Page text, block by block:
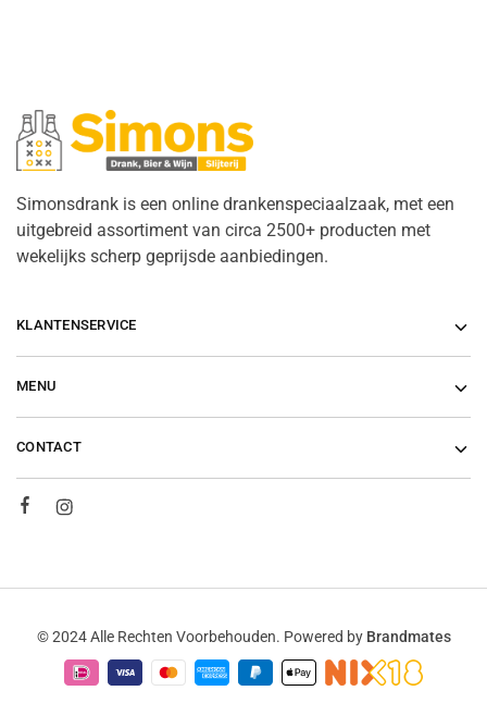
Simonsdrank is een online drankenspeciaalzaak, met een
uitgebreid assortiment van circa 2500+ producten met
wekelijks scherp geprijsde aanbiedingen.
KLANTENSERVICE
MENU
CONTACT
© 2024 Alle Rechten Voorbehouden. Powered by Brandmates